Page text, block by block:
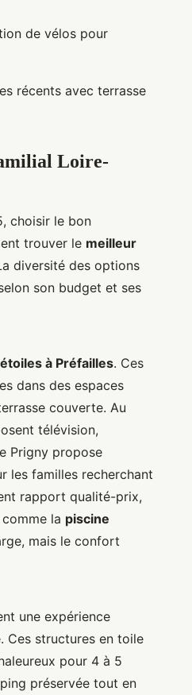
de vélos pour
récents avec terrasse
Loire-
choisir le bon
trouver le meilleur
diversité des options
son budget et ses
à Préfailles. Ces
dans des espaces
couverte. Au
télévision,
Prigny propose
les familles recherchant
rapport qualité-prix,
la piscine
mais le confort
une expérience
Ces structures en toile
pour 4 à 5
préservée tout en